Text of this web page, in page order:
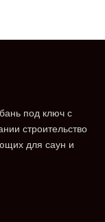
под ключ с
строительство
для саун и